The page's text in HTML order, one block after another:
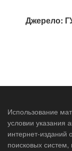
Джерело:
Использование
условии указания
интернет-изданий
поисковых